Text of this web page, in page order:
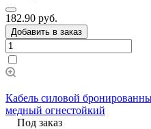
182.90 руб.
Добавить в заказ
Кабель силовой
медный огнестойкий
Под заказ